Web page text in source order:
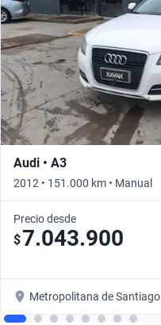
Audi • A3
2012 • 151.000 km • Manual
Precio desde
$7.043.900
Metropolitana de Santiago